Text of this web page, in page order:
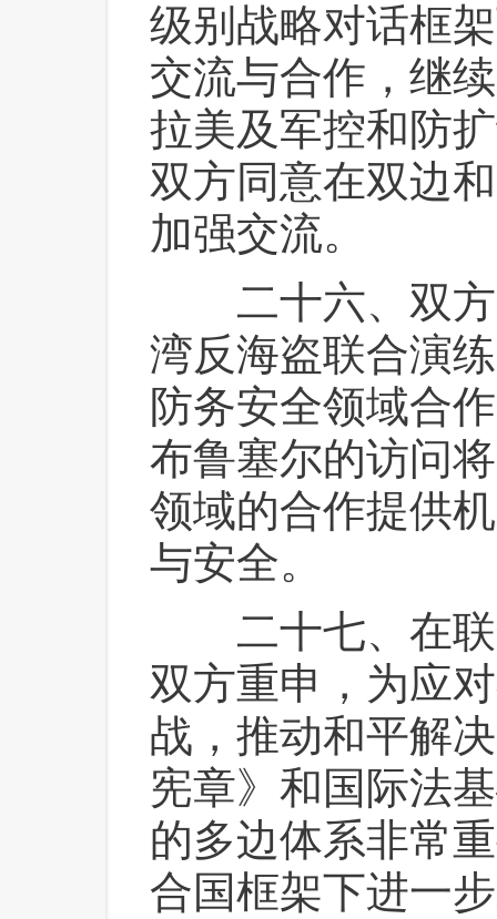
级别战略对话框
交流与合作，继
拉美及军控和防
双方同意在双边
加强交流。
二十六、双方
湾反海盗联合演
防务安全领域合
布鲁塞尔的访问
领域的合作提供
与安全。
二十七、在联
双方重申，为应
战，推动和平解
宪章》和国际法
的多边体系非常
合国框架下进一